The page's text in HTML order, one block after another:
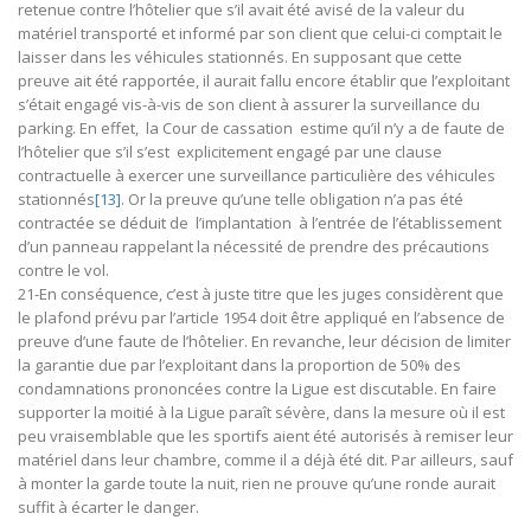
retenue contre l’hôtelier que s’il avait été avisé de la valeur du
matériel transporté et informé par son client que celui-ci comptait le
laisser dans les véhicules stationnés. En supposant que cette
preuve ait été rapportée, il aurait fallu encore établir que l’exploitant
s’était engagé vis-à-vis de son client à assurer la surveillance du
parking. En effet, la Cour de cassation estime qu’il n’y a de faute de
l’hôtelier que s’il s’est explicitement engagé par une clause
contractuelle à exercer une surveillance particulière des véhicules
stationnés[13]. Or la preuve qu’une telle obligation n’a pas été
contractée se déduit de l’implantation à l’entrée de l’établissement
d’un panneau rappelant la nécessité de prendre des précautions
contre le vol.
21-En conséquence, c’est à juste titre que les juges considèrent que
le plafond prévu par l’article 1954 doit être appliqué en l’absence de
preuve d’une faute de l’hôtelier. En revanche, leur décision de limiter
la garantie due par l’exploitant dans la proportion de 50% des
condamnations prononcées contre la Ligue est discutable. En faire
supporter la moitié à la Ligue paraît sévère, dans la mesure où il est
peu vraisemblable que les sportifs aient été autorisés à remiser leur
matériel dans leur chambre, comme il a déjà été dit. Par ailleurs, sauf
à monter la garde toute la nuit, rien ne prouve qu’une ronde aurait
suffit à écarter le danger.